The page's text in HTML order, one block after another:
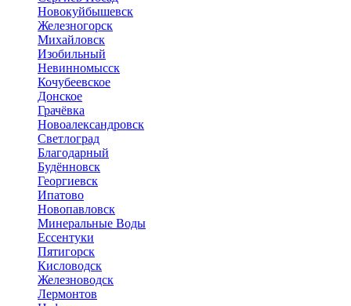
Новокуйбышевск
Железногорск
Михайловск
Изобильный
Невинномысск
Кочубеевское
Донское
Грачёвка
Новоалександровск
Светлоград
Благодарный
Будённовск
Георгиевск
Ипатово
Новопавловск
Минеральные Воды
Ессентуки
Пятигорск
Кисловодск
Железноводск
Лермонтов